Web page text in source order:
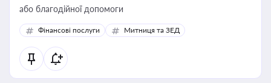
або благодійної допомоги
Фінансові послуги Митниця та ЗЕД